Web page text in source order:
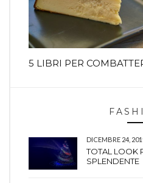
5 LIBRI PER
DICEMBRE 24,
TOTAL LOOK
SPLENDENTE